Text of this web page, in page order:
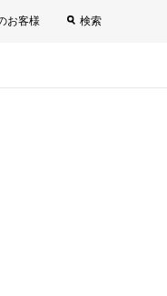
お客様 検索